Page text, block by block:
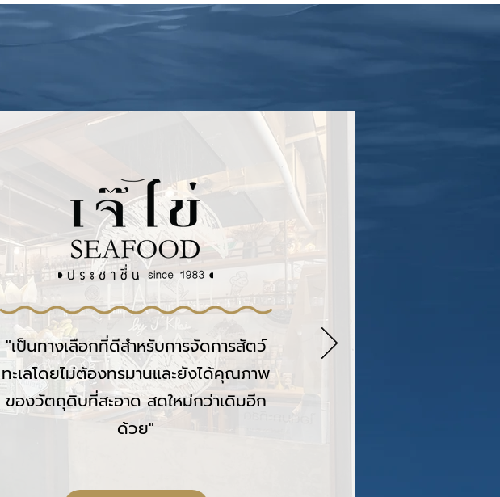
"เป็นทางเลือกที่ดีสำหรับการจัดการสัตว์
ทะเลโดยไม่ต้องทรมานและยังได้คุณภาพ
ของวัตถุดิบที่สะอาด สดใหม่กว่าเดิมอีก
ด้วย"